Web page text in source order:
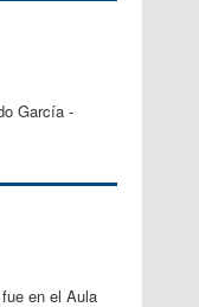
García -
en el Aula